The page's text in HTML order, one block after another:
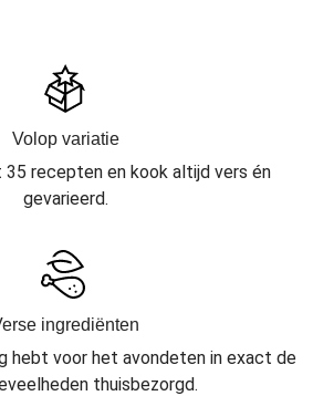
Volop variatie
35 recepten en kook altijd vers én
gevarieerd.
ingrediënten
hebt voor het avondeten in exact de
thuisbezorgd.